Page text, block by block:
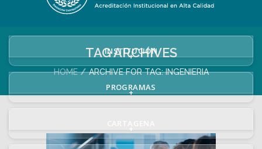
INSTITUCIÓN
+
PROGRAMAS
+
+
TAG ARCHIVES
HOME ARCHIVE FOR TAG: INGENIERIA